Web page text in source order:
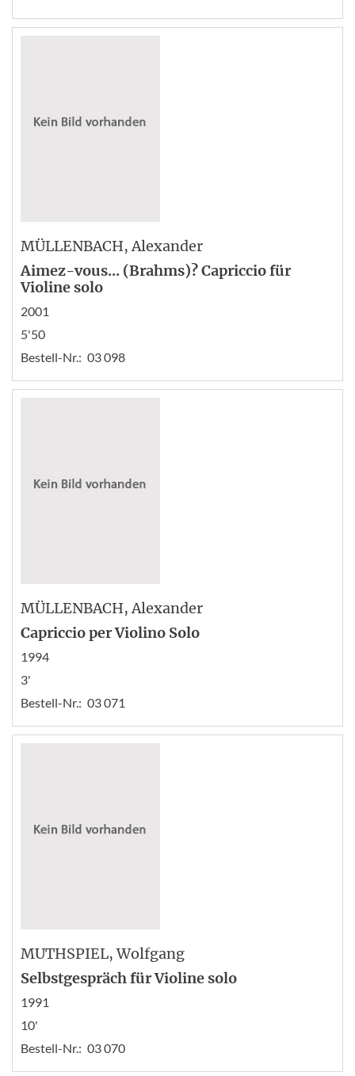
MÜLLENBACH, Alexander
Aimez-vous... (Brahms)? Capriccio für
Violine solo
2001
5'50
Bestell-Nr.: 03 098
MÜLLENBACH, Alexander
Capriccio per Violino Solo
1994
3'
Bestell-Nr.: 03 071
MUTHSPIEL, Wolfgang
Selbstgespräch für Violine solo
1991
10'
Bestell-Nr.: 03 070